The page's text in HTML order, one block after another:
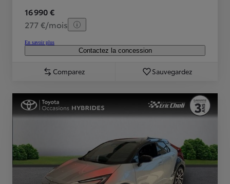
16 990 €
277 €/mois
En savoir plus
Contactez la concession
Comparez Sauvegardez